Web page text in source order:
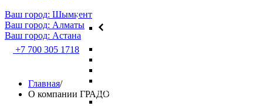
отдыха
Пребрежные
Ваш город: Шымкент
Ваш город: Алматы
Ваш город: Астана
+7 700 305 1718
Главная/
О компании ГРАДО